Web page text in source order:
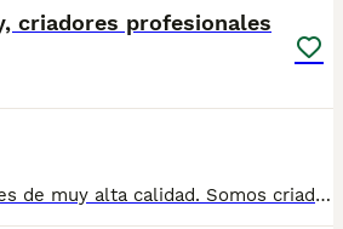
criadores profesionales
Disponibles ejemplares de muy alta calidad. Somos criadores con muchos años de experiencia en la raza, responsables y entregamos nuestros ejemplares con toda su documentación en regla Pedimos seriedad Contacto : 679 67 30 10 Web : altodelpago.es Instagram : @altodelpago